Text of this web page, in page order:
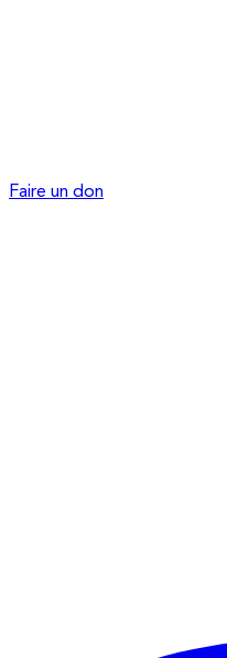
Faire un don